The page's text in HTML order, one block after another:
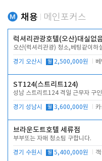
채용 메인포커스
럭셔리관광호텔(오산)대실없
오산(럭셔리관광) 청소,베팅같이하
경기 오산시 월 2,500,000원
ST124(스트리트124)
성남 스트리트124 격일 근무자 구인
경기 성남시 월 3,600,000원
브라운도트호텔 세류점
부부또는 자매 청소팀 구합니다.
경기 수원시 월 5,400,000원